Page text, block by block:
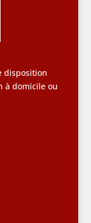
disposition
à domicile ou